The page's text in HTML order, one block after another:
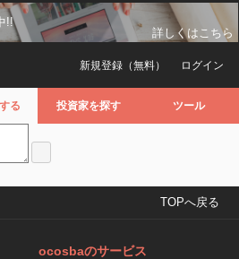
!!
詳しくはこちら
ログイン
新規登録（無料）
る 投資家を探す ツール
TOPへ戻る
ocosbaのサービス